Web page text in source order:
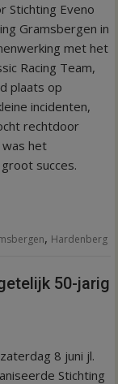
Stichting Eveno
Gramsbergen in
met het
Racing Team,
plaats op
incidenten,
rechtdoor
het
succes.
, Hardenberg
50-jarig
8 juni jl.
Stichting